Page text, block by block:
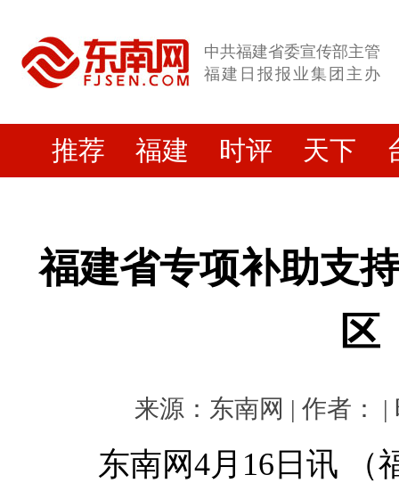
中共福建省委宣传部主管
福建日报报业集团主办
推荐 福建 时评 天下
福建省专项补助支
区
来源：东南网 | 作者： |
东南网4月16日讯 （